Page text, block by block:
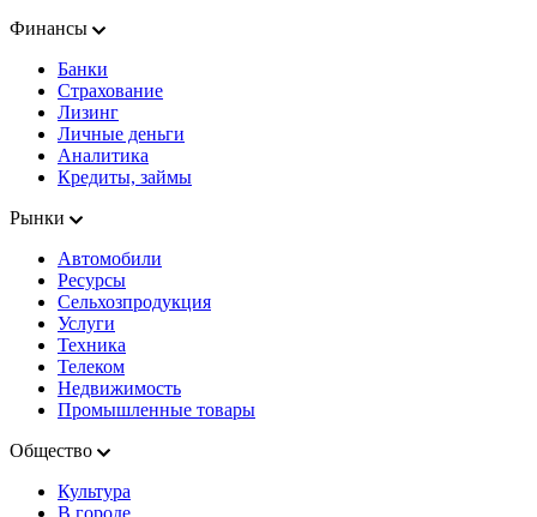
Финансы
Банки
Страхование
Лизинг
Личные деньги
Аналитика
Кредиты, займы
Рынки
Автомобили
Ресурсы
Сельхозпродукция
Услуги
Техника
Телеком
Недвижимость
Промышленные товары
Общество
Культура
В городе